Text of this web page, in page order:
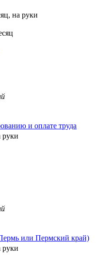
на руки
и оплате труда
руки
или Пермский край)
руки